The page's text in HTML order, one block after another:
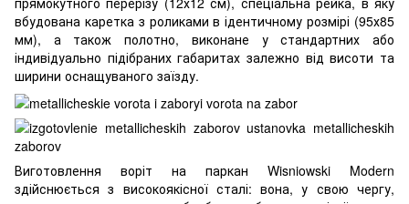
вбудована каретка з роликами в ідентичному розмірі (95х85
мм), а також полотно, виконане у стандартних або
індивідуально підібраних габаритах залежно від висоти та
ширини оснащуваного заїзду.
Виготовлення воріт на паркан Wisniowski Modern
здійснюється з високоякісної сталі: вона, у свою чергу,